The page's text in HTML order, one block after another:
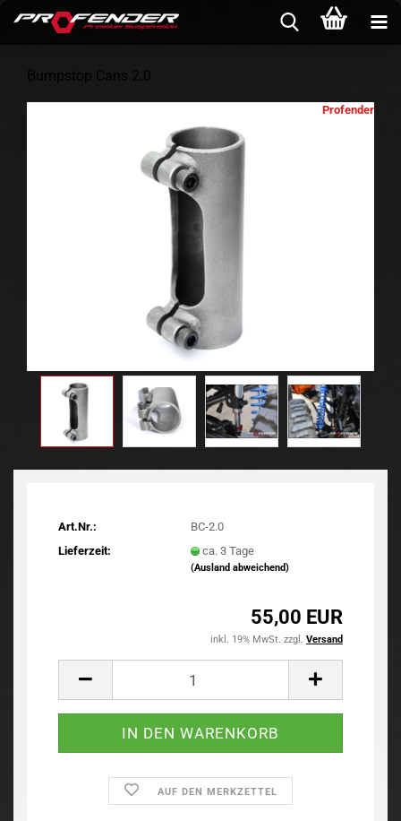
Bumpstop Cans 2.0
Profender
Art.Nr.:
BC-2.0
Lieferzeit:
ca. 3 Tage
(Ausland abweichend)
55,00 EUR
inkl. 19% MwSt. zzgl. Versand
AUF DEN MERKZETTEL